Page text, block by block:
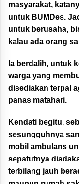
masyarakat,
untuk BUMDes.
untuk berusaha,
kalau ada orang
Ia berdalih, untuk
warga yang
disediakan terpal
panas matahari.
Kendati begitu,
sesungguhnya
mobil ambulans
sepatutnya
terbilang jauh